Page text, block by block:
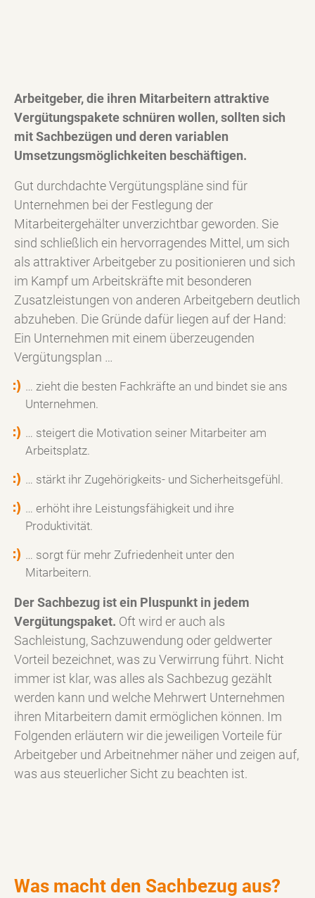
Arbeitgeber, die ihren Mitarbeitern attraktive
Vergütungspakete schnüren wollen, sollten sich
mit Sachbezügen und deren variablen
Umsetzungsmöglichkeiten beschäftigen.
Gut durchdachte Vergütungspläne sind für
Unternehmen bei der Festlegung der
Mitarbeitergehälter unverzichtbar geworden. Sie
sind schließlich ein hervorragendes Mittel, um sich
als attraktiver Arbeitgeber zu positionieren und sich
im Kampf um Arbeitskräfte mit besonderen
Zusatzleistungen von anderen Arbeitgebern deutlich
abzuheben. Die Gründe dafür liegen auf der Hand:
Ein Unternehmen mit einem überzeugenden
Vergütungsplan …
… zieht die besten Fachkräfte an und bindet sie ans
Unternehmen.
… steigert die Motivation seiner Mitarbeiter am
Arbeitsplatz.
… stärkt ihr Zugehörigkeits- und Sicherheitsgefühl.
… erhöht ihre Leistungsfähigkeit und ihre
Produktivität.
… sorgt für mehr Zufriedenheit unter den
Mitarbeitern.
Der Sachbezug ist ein Pluspunkt in jedem
Vergütungspaket. Oft wird er auch als
Sachleistung, Sachzuwendung oder geldwerter
Vorteil bezeichnet, was zu Verwirrung führt. Nicht
immer ist klar, was alles als Sachbezug gezählt
werden kann und welche Mehrwert Unternehmen
ihren Mitarbeitern damit ermöglichen können. Im
Folgenden erläutern wir die jeweiligen Vorteile für
Arbeitgeber und Arbeitnehmer näher und zeigen auf,
was aus steuerlicher Sicht zu beachten ist.
Was macht den Sachbezug aus?